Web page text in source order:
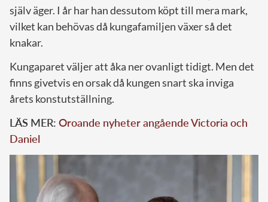
själv äger. I år har han dessutom köpt till mera mark,
vilket kan behövas då kungafamiljen växer så det
knakar.
Kungaparet väljer att åka ner ovanligt tidigt. Men det
finns givetvis en orsak då kungen snart ska inviga
årets konstutställning.
LÄS MER: Oroande nyheter angående Victoria och
Daniel